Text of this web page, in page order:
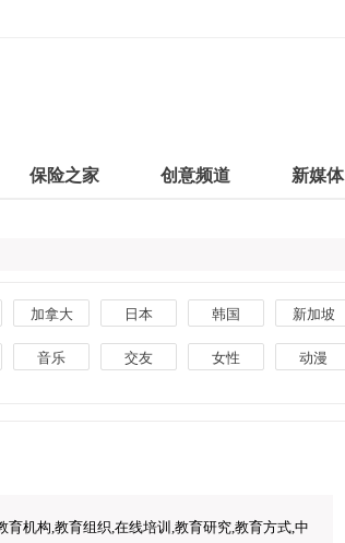
保险之家 创意频道 新媒体
加拿大 日本 韩国 新加坡
朝鲜 马来西亚 阿根廷 南非
音乐 交友 女性 动漫
机构,教育组织,在线培训,教育研究,教育方式,中